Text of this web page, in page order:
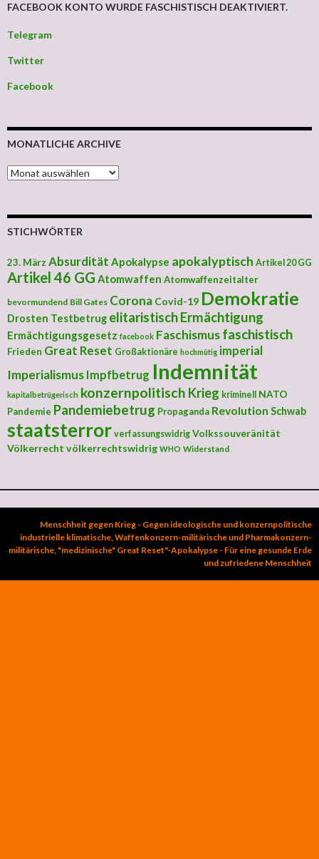
FACEBOOK KONTO WURDE FASCHISTISCH DEAKTIVIERT.
Telegram
Twitter
Facebook
MONATLICHE ARCHIVE
MONATLICHE ARCHIVE
STICHWÖRTER
23. März Absurdität Apokalypse apokalyptisch Artikel 20 GG
Artikel 46 GG Atomwaffen Atomwaffenzeitalter
bevormundend Bill Gates Corona Covid-19 Demokratie
Drosten Testbetrug elitaristischErmächtigung
Ermächtigungsgesetz facebook Faschismusfaschistisch
Frieden Great Reset Großaktionäre hochmütig imperial
Imperialismus Impfbetrug Indemnität
kapitalbetrügerisch konzernpolitisch Krieg kriminell
NATO
Pandemie Pandemiebetrug Propaganda Revolution Schwab
staatsterror verfassungswidrig Volkssouveränität
Völkerrecht völkerrechtswidrig WHO Widerstand
Menschheit gegen Krieg - Gegen ideologische und konzernpolitische
industrielle klimatische, Waffenkonzern-militärische und Pharmakonzern-
militärische, "medizinische" Great Reset"-Apokalypse - Für eine gesunde Erde
und zufriedene Menschheit